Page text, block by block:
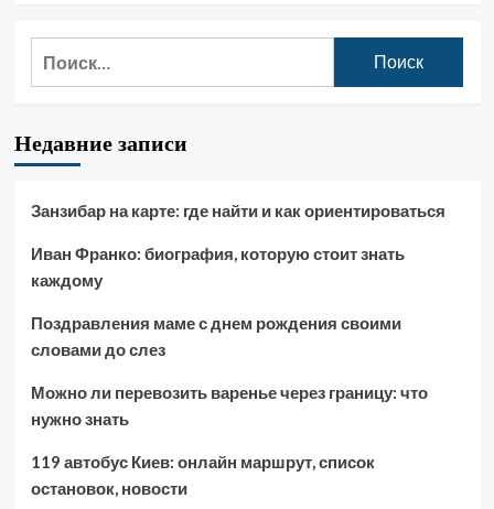
Недавние записи
Занзибар на карте: где найти и как ориентироваться
Иван Франко: биография, которую стоит знать
каждому
Поздравления маме с днем рождения своими
словами до слез
Можно ли перевозить варенье через границу: что
нужно знать
119 автобус Киев: онлайн маршрут, список
остановок, новости